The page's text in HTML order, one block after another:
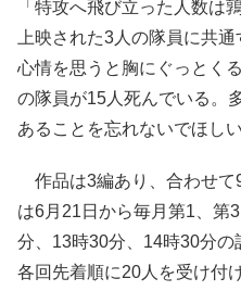
「特攻へ飛び立った人数は
上映された3人の隊員に共
心情を思うと胸にぐっとく
の隊員が15人死んでいる。
あることを忘れないでほし
作品は3編あり、合わせて
は6月21日から毎月第1、第
分、13時30分、14時30分の
各回先着順に20人を受け付